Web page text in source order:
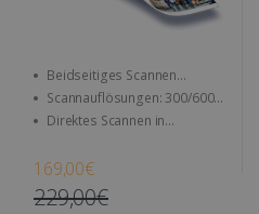
Beidseitiges Scannen
(Duplex-Scan)
Scannauflösungen: 300/600
dpi (1200 interpoliert)
Direktes Scannen in
169,00€
229,00€